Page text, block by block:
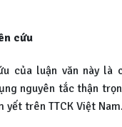
cứu
của luận văn này là
nguyên tắc thận
yết trên TTCK Việt